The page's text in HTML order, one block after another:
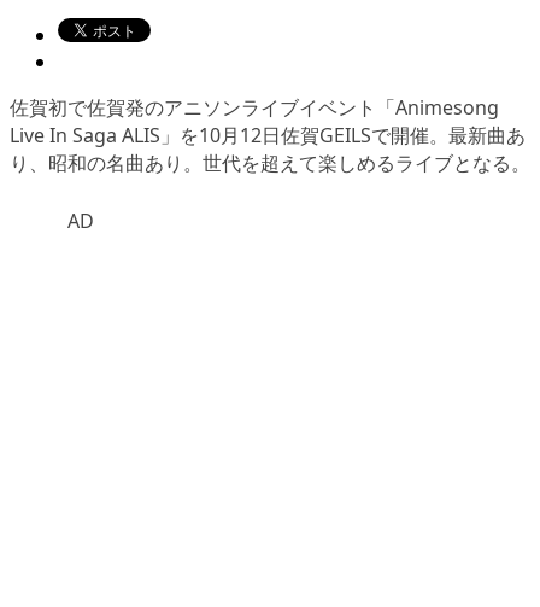
佐賀初で佐賀発のアニソンライブイベント「Animesong
Live In Saga ALIS」を10月12日佐賀GEILSで開催。最新曲あ
り、昭和の名曲あり。世代を超えて楽しめるライブとなる。
AD